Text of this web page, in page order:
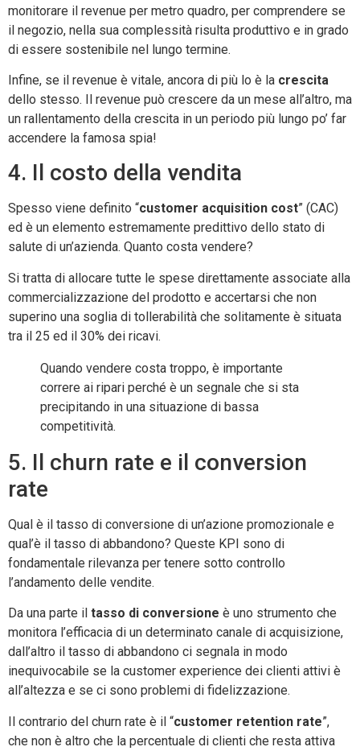
monitorare il revenue per metro quadro, per comprendere se
il negozio, nella sua complessità risulta produttivo e in grado
di essere sostenibile nel lungo termine.
Infine, se il revenue è vitale, ancora di più lo è la crescita
dello stesso. Il revenue può crescere da un mese all’altro, ma
un rallentamento della crescita in un periodo più lungo po’ far
accendere la famosa spia!
4. Il costo della vendita
Spesso viene definito “customer acquisition cost” (CAC)
ed è un elemento estremamente predittivo dello stato di
salute di un’azienda. Quanto costa vendere?
Si tratta di allocare tutte le spese direttamente associate alla
commercializzazione del prodotto e accertarsi che non
superino una soglia di tollerabilità che solitamente è situata
tra il 25 ed il 30% dei ricavi.
Quando vendere costa troppo, è importante
correre ai ripari perché è un segnale che si sta
precipitando in una situazione di bassa
competitività.
5. Il churn rate e il conversion
rate
Qual è il tasso di conversione di un’azione promozionale e
qual’è il tasso di abbandono? Queste KPI sono di
fondamentale rilevanza per tenere sotto controllo
l’andamento delle vendite.
Da una parte il tasso di conversione è uno strumento che
monitora l’efficacia di un determinato canale di acquisizione,
dall’altro il tasso di abbandono ci segnala in modo
inequivocabile se la customer experience dei clienti attivi è
all’altezza e se ci sono problemi di fidelizzazione.
Il contrario del churn rate è il “customer retention rate”,
che non è altro che la percentuale di clienti che resta attiva